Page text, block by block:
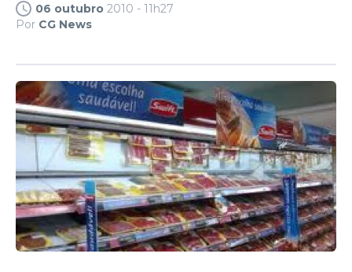
06 outubro 2010 - 11h27
Por CG News